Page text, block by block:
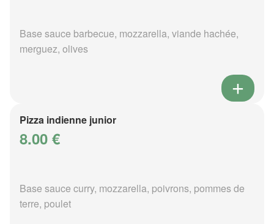
Base sauce barbecue, mozzarella, viande hachée,
merguez, olives
Pizza indienne junior
8.00 €
Base sauce curry, mozzarella, poivrons, pommes de
terre, poulet